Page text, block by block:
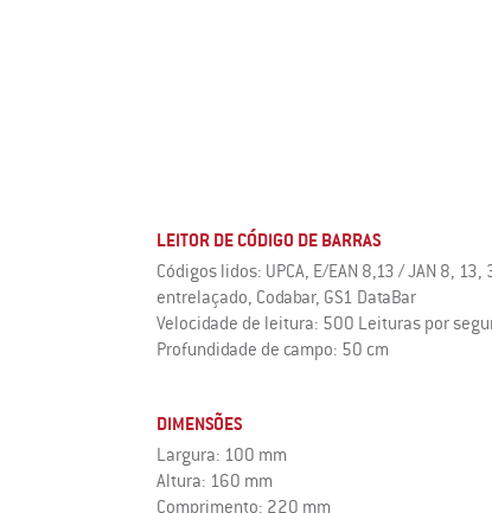
LEITOR DE CÓDIGO DE BARRAS
Códigos lidos: UPCA, E/EAN 8,13 / JAN 8,
entrelaçado, Codabar, GS1 DataBar
Velocidade de leitura: 500 Leituras por
Profundidade de campo: 50 cm
DIMENSÕES
Largura: 100 mm
Altura: 160 mm
Comprimento: 220 mm